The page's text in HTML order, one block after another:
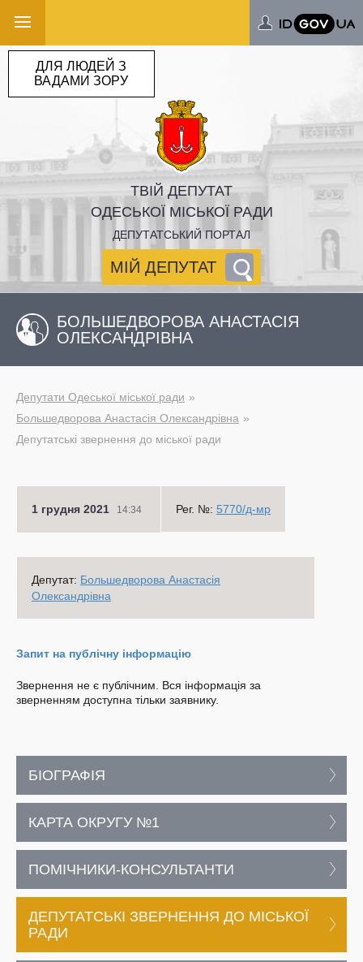
ТВІЙ ДЕПУТАТ
ОДЕСЬКОЇ МІСЬКОЇ РАДИ
ДЕПУТАТСЬКИЙ ПОРТАЛ
МІЙ ДЕПУТАТ
ДЛЯ ЛЮДЕЙ З
ВАДАМИ ЗОРУ
БОЛЬШЕДВОРОВА АНАСТАСІЯ
ОЛЕКСАНДРІВНА
Депутати Одеської міської ради
Большедворова Анастасія Олександрівна
Депутатські звернення до міської ради
1 грудня 2021 14:34 Рег. №: 5770/д-мр
Депутат: Большедворова Анастасія
Олександрівна
Запит на публічну інформацію
Звернення не є публічним. Вся інформація за
зверненням доступна тільки заявнику.
БІОГРАФІЯ
КАРТА ОКРУГУ №1
ПОМІЧНИКИ-КОНСУЛЬТАНТИ
ДЕПУТАТСЬКІ ЗВЕРНЕННЯ ДО МІСЬКОЇ
РАДИ